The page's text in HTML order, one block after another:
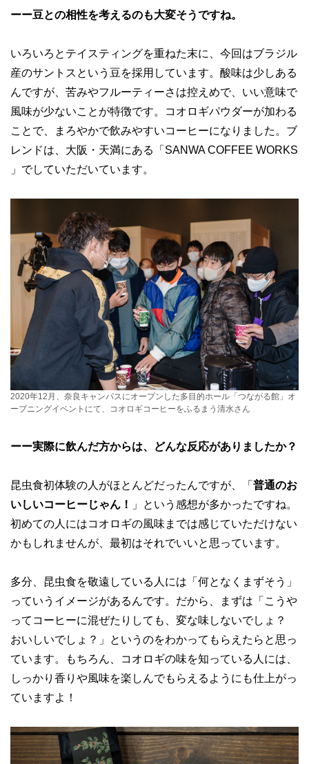
ーー豆との相性を考えるのも大変そうですね。
いろいろとテイスティングを重ねた末に、今回はブラジル
産のサントスという豆を採用しています。酸味は少しある
んですが、苦みやフルーティーさは控えめで、いい意味で
風味が少ないことが特徴です。コオロギパウダーが加わる
ことで、まろやかで飲みやすいコーヒーになりました。ブ
レンドは、大阪・天満にある「SANWA COFFEE WORKS
」でしていただいています。
2020年12月、奈良キャンパスにオープンした多目的ホール「つながる館」オ
ープニングイベントにて、コオロギコーヒーをふるまう清水さん
ーー実際に飲んだ方からは、どんな反応がありましたか？
昆虫食初体験の人がほとんどだったんですが、「 普通のお
いしいコーヒーじゃん！
」という感想が多かったですね。
初めての人にはコオロギの風味までは感じていただけない
かもしれませんが、最初はそれでいいと思っています。
多分、昆虫食を敬遠している人には「何となくまずそう」
っていうイメージがあるんです。だから、まずは「こうや
ってコーヒーに混ぜたりしても、変な味しないでしょ？
おいしいでしょ？」というのをわかってもらえたらと思っ
ています。もちろん、コオロギの味を知っている人には、
しっかり香りや風味を楽しんでもらえるようにも仕上がっ
ていますよ！